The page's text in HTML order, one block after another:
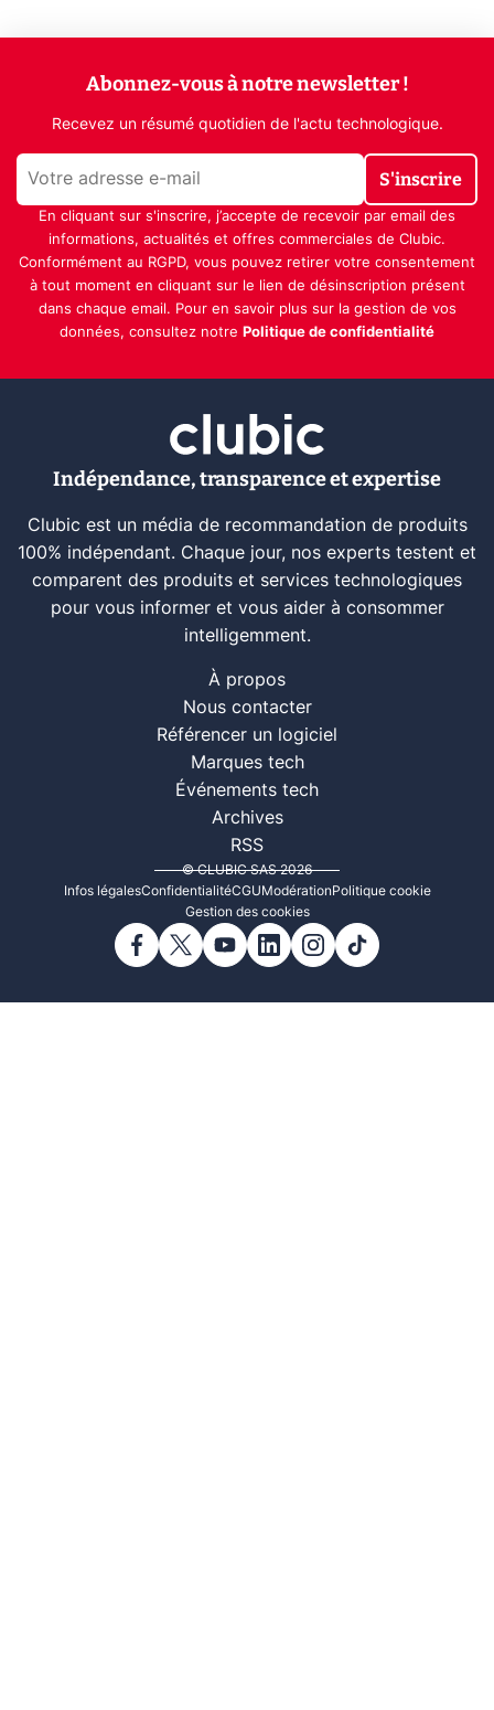
Abonnez-vous à notre newsletter !
Recevez un résumé quotidien de l'actu technologique.
S'inscrire
En cliquant sur s'inscrire, j’accepte de recevoir par email des
informations, actualités et offres commerciales de Clubic.
Conformément au RGPD, vous pouvez retirer votre consentement
à tout moment en cliquant sur le lien de désinscription présent
dans chaque email. Pour en savoir plus sur la gestion de vos
données, consultez notre Politique de confidentialité
Indépendance, transparence et expertise
Clubic est un média de recommandation de produits
100% indépendant. Chaque jour, nos experts testent et
comparent des produits et services technologiques
pour vous informer et vous aider à consommer
intelligemment.
À propos
Nous contacter
Référencer un logiciel
Marques tech
Événements tech
Archives
RSS
© CLUBIC SAS 2026
Infos légalesConfidentialitéCGUModérationPolitique cookie
Gestion des cookies